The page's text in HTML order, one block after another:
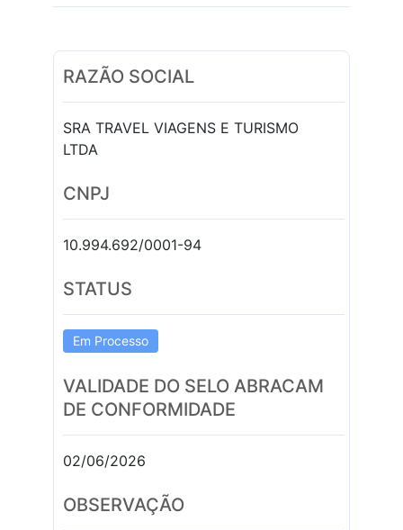
RAZÃO SOCIAL
SRA TRAVEL VIAGENS E TURISMO
LTDA
CNPJ
10.994.692/0001-94
STATUS
Em Processo
VALIDADE DO SELO ABRACAM
DE CONFORMIDADE
02/06/2026
OBSERVAÇÃO